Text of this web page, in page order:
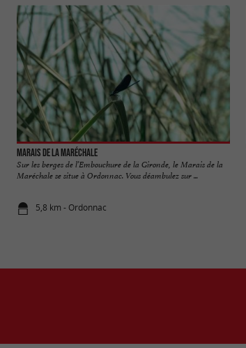
Marais de la Maréchale
Sur les berges de l’Embouchure de la Gironde, le Marais de la
Maréchale se situe à Ordonnac. Vous déambulez sur ...
5,8 km - Ordonnac